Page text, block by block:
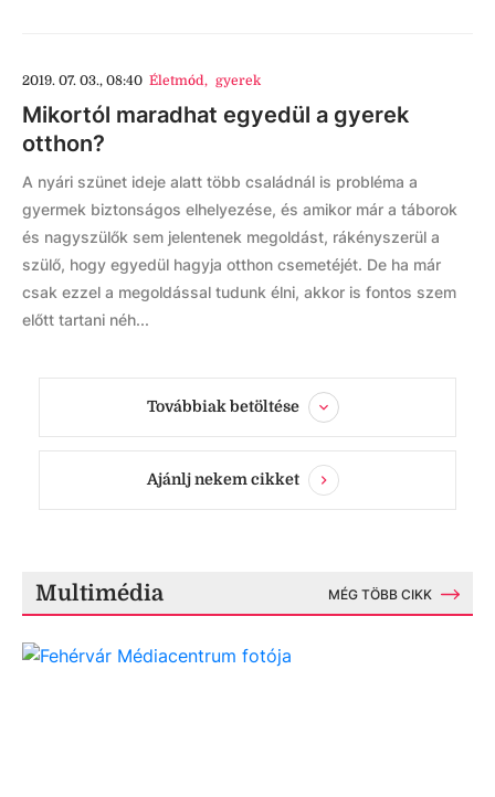
2019. 07. 03., 08:40 Életmód, gyerek
Mikortól maradhat egyedül a gyerek
otthon?
A nyári szünet ideje alatt több családnál is probléma a
gyermek biztonságos elhelyezése, és amikor már a táborok
és nagyszülők sem jelentenek megoldást, rákényszerül a
szülő, hogy egyedül hagyja otthon csemetéjét. De ha már
csak ezzel a megoldással tudunk élni, akkor is fontos szem
előtt tartani néh...
Továbbiak betöltése
Ajánlj nekem cikket
Multimédia MÉG TÖBB CIKK